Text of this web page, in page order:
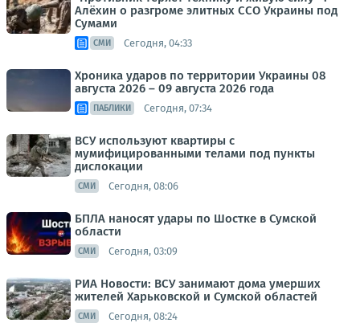
Алёхин о разгроме элитных ССО Украины под
Сумами
СМИ Сегодня, 04:33
Хроника ударов по территории Украины 08
августа 2026 – 09 августа 2026 года
ПАБЛИКИ Сегодня, 07:34
ВСУ используют квартиры с
мумифицированными телами под пункты
дислокации
СМИ Сегодня, 08:06
БПЛА наносят удары по Шостке в Сумской
области
СМИ Сегодня, 03:09
РИА Новости: ВСУ занимают дома умерших
жителей Харьковской и Сумской областей
СМИ Сегодня, 08:24